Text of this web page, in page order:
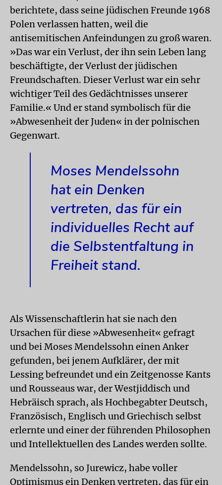
berichtete, dass seine jüdischen Freunde 1968
Polen verlassen hatten, weil die
antisemitischen Anfeindungen zu groß waren.
»Das war ein Verlust, der ihn sein Leben lang
beschäftigte, der Verlust der jüdischen
Freundschaften. Dieser Verlust war ein sehr
wichtiger Teil des Gedächtnisses unserer
Familie.« Und er stand symbolisch für die
»Abwesenheit der Juden« in der polnischen
Gegenwart.
Moses Mendelssohn
hat ein Denken
vertreten, das für ein
individuelles Recht auf
die Selbstentfaltung in
Freiheit stand.
Als Wissenschaftlerin hat sie nach den
Ursachen für diese »Abwesenheit« gefragt
und bei Moses Mendelssohn einen Anker
gefunden, bei jenem Aufklärer, der mit
Lessing befreundet und ein Zeitgenosse Kants
und Rousseaus war, der Westjiddisch und
Hebräisch sprach, als Hochbegabter Deutsch,
Französisch, Englisch und Griechisch selbst
erlernte und einer der führenden Philosophen
und Intellektuellen des Landes werden sollte.
Mendelssohn, so Jurewicz, habe voller
Optimismus ein Denken vertreten, das für ein